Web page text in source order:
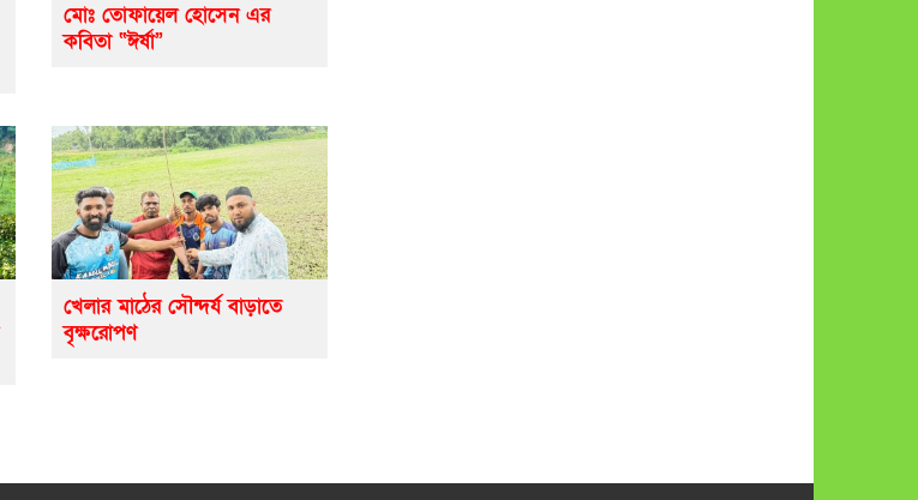
মোঃ তোফায়েল হোসেন এর
কবিতা “ঈর্ষা”
খেলার মাঠের সৌন্দর্য বাড়াতে
বৃক্ষরোপণ